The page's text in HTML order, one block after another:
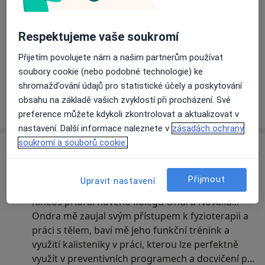
Zobrazit galerii (10)
Víceo zkušenostech
Zprávy
Alej Svobody 56, Plzeň 323 00
Kineos přibral nového kolegu Ondru Nováka!!!
Ondra mě zaujal svým přístupem k fyzioterapii a
práci s tělem, baví mě jeho funkční trénink a
využití kalisteniky v práci, kterou lze perfektně
využít v preventivních programech a docvičení po
Respektujeme vaše soukromí
Přijetím povolujete nám a našim partnerům používat
soubory cookie (nebo podobné technologie) ke
shromažďování údajů pro statistické účely a poskytování
obsahu na základě vašich zvyklostí při procházení. Své
preference můžete kdykoli zkontrolovat a aktualizovat v
nastavení. Další informace naleznete v zásadách ochrany
soukromí a souborů cookie.
Upravit nastavení Přijmout